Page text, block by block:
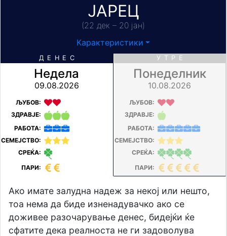
ЈАРЕЦ
(22 дек – 20 јан)
Карактеристики
ДЕНЕС
Недела
09.08.2026
ЉУБОВ:
ЗДРАВЈЕ:
РАБОТА:
СЕМЕЈСТВО:
СРЕЌА:
ПАРИ:
УТРЕ
Понеделник
10.08.2026
ЉУБОВ:
ЗДРАВЈЕ:
РАБОТА:
СЕМЕЈСТВО:
СРЕЌА:
ПАРИ:
Ако имате залудна надеж за некој или нешто,
тоа нема да биде изненадувачко ако се
доживее разочарување денес, бидејќи ќе
сфатите дека реалноста не ги задоволува